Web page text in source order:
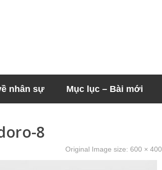
nhân sự Mục lục – Bài mới
8
Original Image size: 600 × 400